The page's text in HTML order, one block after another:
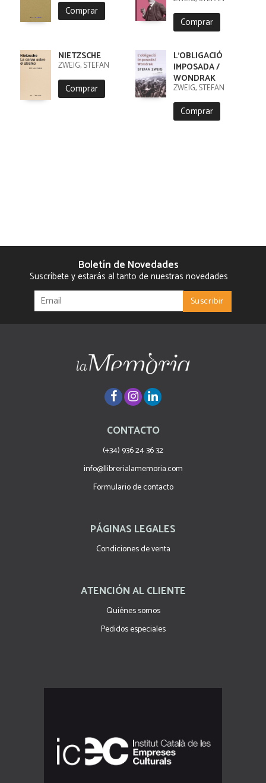
Comprar
Comprar
NIETZSCHE
ZWEIG, STEFAN
Comprar
L'OBLIGACIÓ
IMPOSADA /
WONDRAK
ZWEIG, STEFAN
Comprar
Boletín de Novedades
Suscríbete y estarás al tanto de nuestras novedades
CONTACTO
(+34) 936 24 36 32
info@llibrerialamemoria.com
Formulario de contacto
PÁGINAS LEGALES
Condiciones de venta
ATENCIÓN AL CLIENTE
Quiénes somos
Pedidos especiales